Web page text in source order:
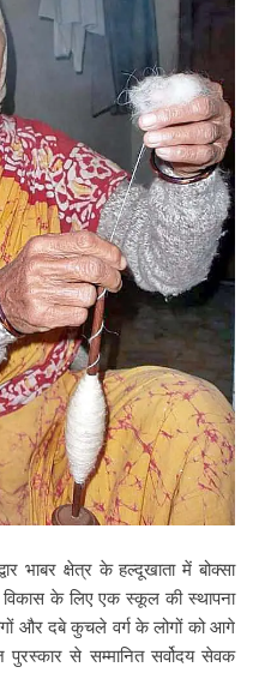
भाबर क्षेत्र के हल्दूखाता में बोक्सा
के लिए एक स्कूल की स्थापना
और दबे कुचले वर्ग के लोगों को आगे
से सम्मानित सर्वोदय सेवक